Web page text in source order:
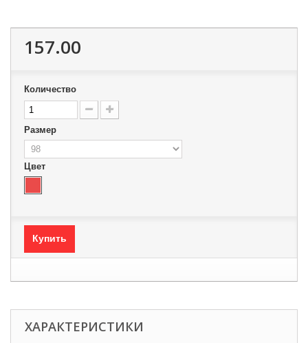
157.00
Количество
Размер
Цвет
Купить
ХАРАКТЕРИСТИКИ